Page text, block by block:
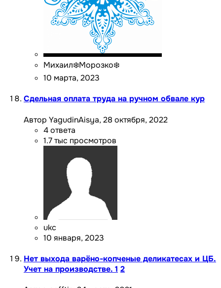
Михаил❄️Морозко❄️
10 марта, 2023
Сдельная оплата труда на ручном обвале кур
Автор YagudinAisya, 28 октября, 2022
4ответа
1.7 тыс просмотров
ukc
10 января, 2023
Нет выхода варёно-копченые деликатесах и ЦБ.
Учет на производстве. 1 2